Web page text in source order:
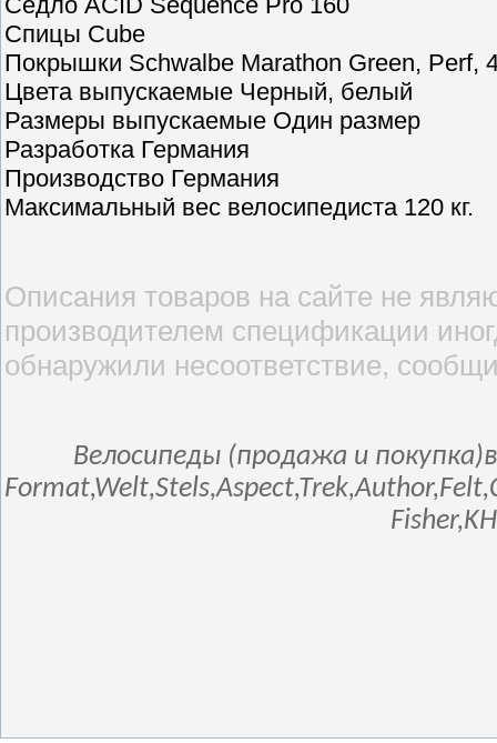
Спицы Cube
Покрышки Schwalbe Marathon Green, Perf,
Цвета выпускаемые Черный, белый
Размеры выпускаемые Один размер
Разработка Германия
Производство Германия
Максимальный вес велосипедиста 120 кг.
Описания товаров на сайте не
производителем спецификации
обнаружили несоответствие,
Велосипеды (продажа и